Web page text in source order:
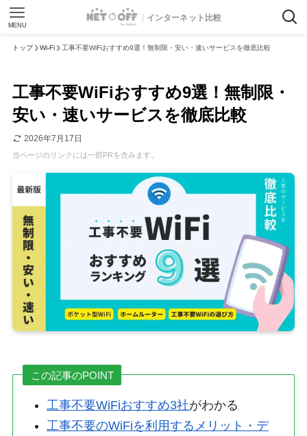
インターネット比較
MENU
トップ Wi-Fi 工事不要WiFiおすすめ9選！無制限・安い・速いサービスを徹底比較
工事不要WiFiおすすめ9選！無制限・
安い・速いサービスを徹底比較
2026年7月17日
当ページのリンクには一部PRを含みます。
この記事のPOINT
工事不要WiFiおすすめ3社がわかる
工事不要のWiFiを利用するメリット・デ